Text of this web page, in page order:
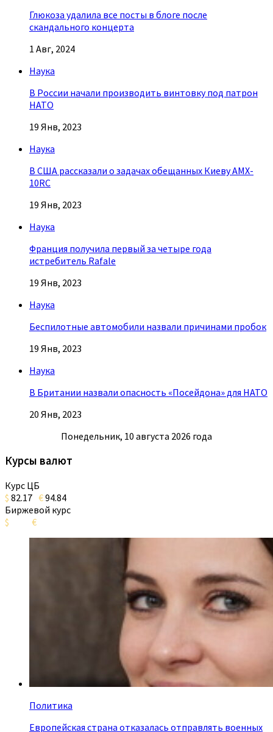
Глюкоза удалила все посты в блоге после
скандального концерта
1 Авг, 2024
Наука
В России начали производить винтовку под патрон
НАТО
19 Янв, 2023
Наука
В США рассказали о задачах обещанных Киеву AMX-
10RC
19 Янв, 2023
Наука
Франция получила первый за четыре года
истребитель Rafale
19 Янв, 2023
Наука
Беспилотные автомобили назвали причинами пробок
19 Янв, 2023
Наука
В Британии назвали опасность «Посейдона» для НАТО
20 Янв, 2023
Понедельник, 10 августа 2026 года
Курсы валют
Курс ЦБ
$ 82.17 €94.84
Биржевой курс
$
€
Политика
Европейская страна отказалась отправлять военных